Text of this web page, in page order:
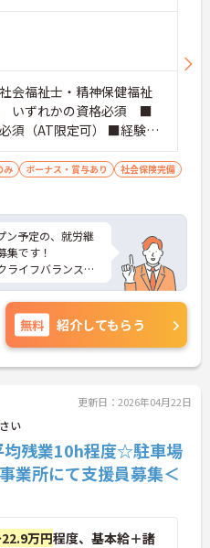
会福祉士・精神保健福祉
いずれかの資格必須 ■
須（AT限定可） ■経験不
文字入力ができる程度
み ボーナス・賞与あり
社会保険完備
ン予定の、就労継
集です！
ライフバランスが
イカー通勤可
くらくです♪
イントなど、さら
気軽にご相談くだ
無料 紹介してもらう
更新日：2026年04月22日
い
均残業10h程度☆駐車場
業所にて支援員募集＜
万円程度、基本給＋諸